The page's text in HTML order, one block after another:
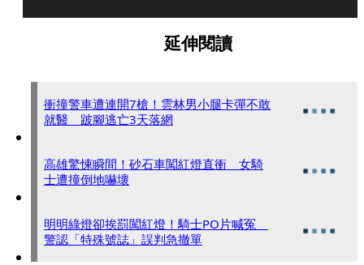
延伸閱讀
衝撞警車遭連開7槍！雲林男小腿卡彈不敢
就醫 跛腳逃亡3天落網
高雄驚悚瞬間！砂石車闖紅燈直衝 女騎
士遭撞倒地嚇壞
明明綠燈卻挨罰闖紅燈！騎士PO片喊冤
警認「特殊號誌」誤判急撤單